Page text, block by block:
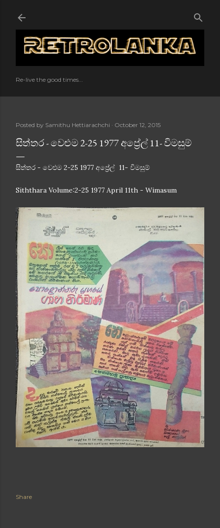
Re-live the good times...
Posted by Samithu Hettiarachchi October 12, 2015
සිත්තර - වෙළුම 2-25 1977 අප්‍රේල් 11- විමසුම්
සිත්තර - වෙළුම 2-25 1977 අප්‍රේල් 11- විමසුම්
Siththara Volume:2-25 1977 April 11th - Wimasum
Share